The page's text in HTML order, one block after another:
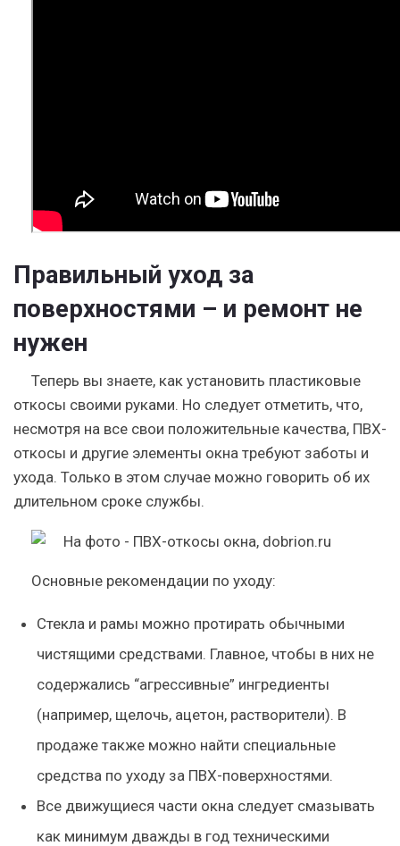
Правильный уход за
поверхностями – и ремонт не
нужен
Теперь вы знаете, как установить пластиковые
откосы своими руками. Но следует отметить, что,
несмотря на все свои положительные качества, ПВХ-
откосы и другие элементы окна требуют заботы и
ухода. Только в этом случае можно говорить об их
длительном сроке службы.
Основные рекомендации по уходу:
Стекла и рамы можно протирать обычными
чистящими средствами. Главное, чтобы в них не
содержались “агрессивные” ингредиенты
(например, щелочь, ацетон, растворители). В
продаже также можно найти специальные
средства по уходу за ПВХ-поверхностями.
Все движущиеся части окна следует смазывать
как минимум дважды в год техническими